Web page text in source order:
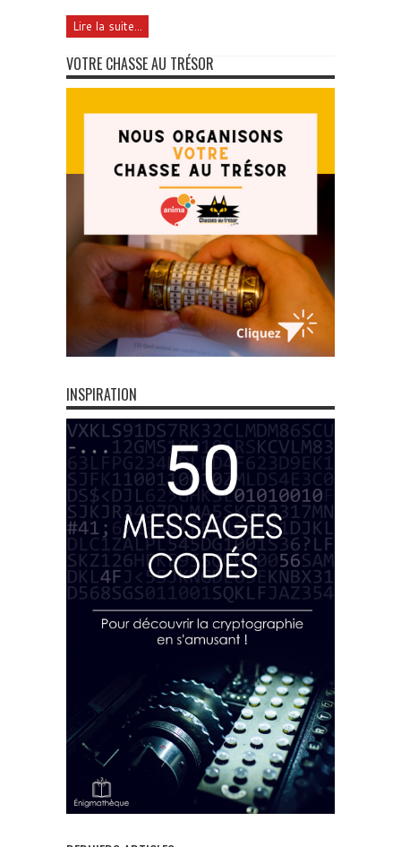
Lire la suite...
VOTRE CHASSE AU TRÉSOR
INSPIRATION